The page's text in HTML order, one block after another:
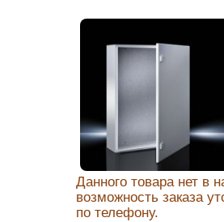
Данного товара нет в
возможность заказа
по телефону.